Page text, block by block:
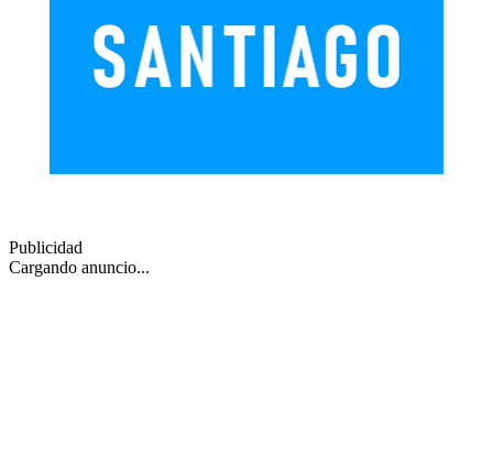
Publicidad
Cargando anuncio...